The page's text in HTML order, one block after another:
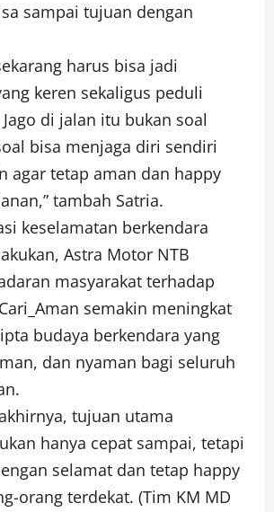
sampai tujuan dengan
harus bisa jadi
keren sekaligus peduli
di jalan itu bukan soal
bisa menjaga diri sendiri
agar tetap aman dan happy
tambah Satria.
keselamatan berkendara
Astra Motor NTB
masyarakat terhadap
semakin meningkat
budaya berkendara yang
dan nyaman bagi seluruh
tujuan utama
hanya cepat sampai, tetapi
selamat dan tetap happy
orang terdekat. (Tim KM MD